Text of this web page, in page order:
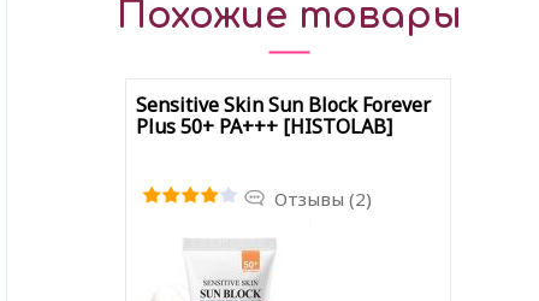
Похожие товары
Sensitive Skin Sun Block Forever
Plus 50+ PA+++ [HISTOLAB]
Отзывы (2)